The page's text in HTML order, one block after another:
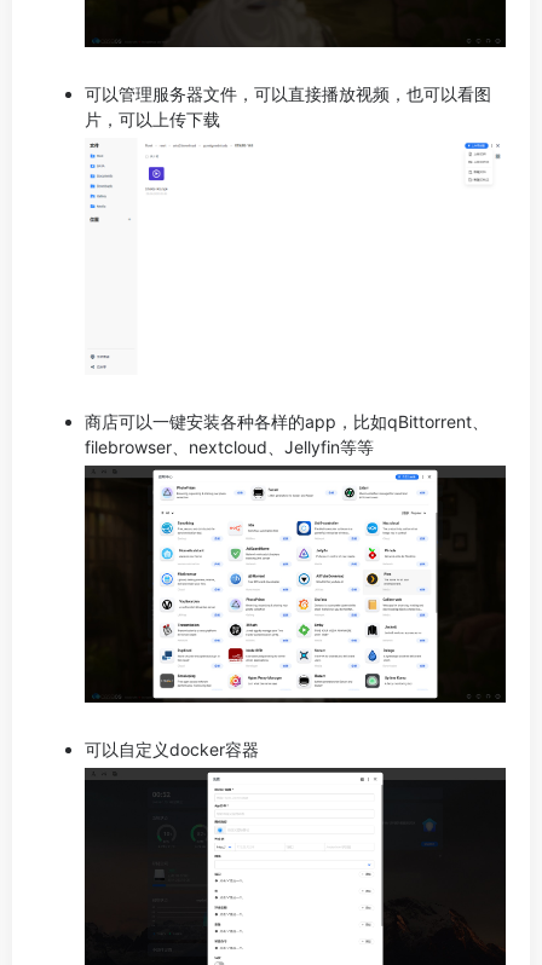
可以管理服务器文件，可以直接播放视频，也可以看图
片，可以上传下载
商店可以一键安装各种各样的app，比如qBittorrent、
filebrowser、nextcloud、Jellyfin等等
可以自定义docker容器